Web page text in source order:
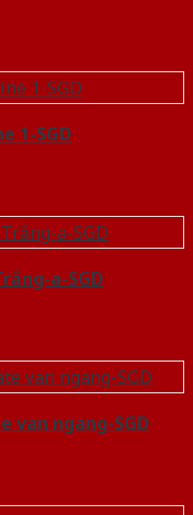
1-SGD
a-SGD
van ngang-SGD